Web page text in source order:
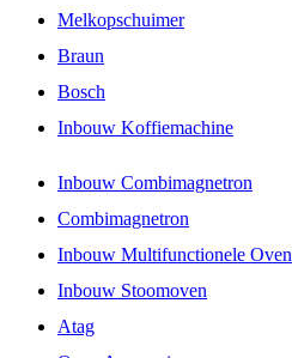
Melkopschuimer
Braun
Bosch
Inbouw Koffiemachine
Inbouw Combimagnetron
Combimagnetron
Inbouw Multifunctionele Oven
Inbouw Stoomoven
Atag